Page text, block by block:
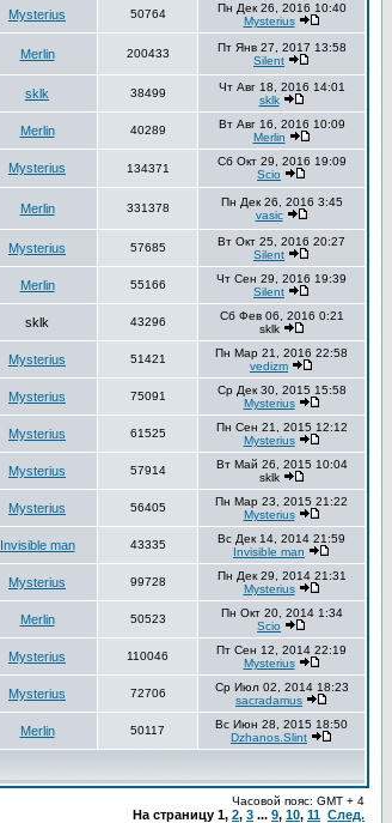
Mysterius 50764
Пн Дек 26, 2016 10:40
Mysterius
Merlin 200433
Пт Янв 27, 2017 13:58
Silent
sklk 38499
Чт Авг 18, 2016 14:01
sklk
Merlin 40289
Вт Авг 16, 2016 10:09
Merlin
Mysterius 134371
Сб Окт 29, 2016 19:09
Scio
Merlin 331378
Пн Дек 26, 2016 3:45
vasic
Mysterius 57685
Вт Окт 25, 2016 20:27
Silent
Merlin 55166
Чт Сен 29, 2016 19:39
Silent
sklk 43296
Сб Фев 06, 2016 0:21
sklk
Mysterius 51421
Пн Мар 21, 2016 22:58
vedizm
Mysterius 75091
Ср Дек 30, 2015 15:58
Mysterius
Mysterius 61525
Пн Сен 21, 2015 12:12
Mysterius
Mysterius 57914
Вт Май 26, 2015 10:04
sklk
Mysterius 56405
Пн Мар 23, 2015 21:22
Mysterius
Invisible man 43335
Вс Дек 14, 2014 21:59
Invisible man
Mysterius 99728
Пн Дек 29, 2014 21:31
Mysterius
Merlin 50523
Пн Окт 20, 2014 1:34
Scio
Mysterius 110046
Пт Сен 12, 2014 22:19
Mysterius
Mysterius 72706
Ср Июл 02, 2014 18:23
sacradamus
Merlin 50117
Вс Июн 28, 2015 18:50
Dzhanos.Slint
Часовой пояс: GMT + 4
На страницу 1, 2, 3 ... 9, 10, 11 След.